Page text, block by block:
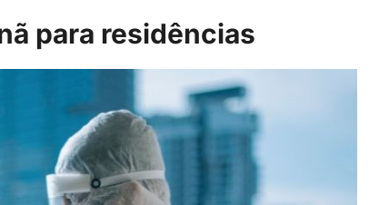
para residências